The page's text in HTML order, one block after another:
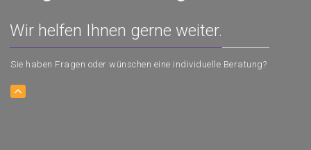
Wir helfen Ihnen gerne weiter.
Sie haben Fragen oder wünschen eine individuelle Beratung?